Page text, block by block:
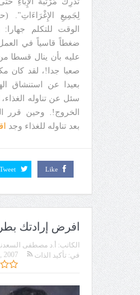
لِجَمِيعِ الإِغْرَاءَاتِ".
الوقت للتكلم
ضغطاً قاسياً في
عليه بأن ينال قسطا
صعبا جدا!، لقد كان
بعيدا عن استنشاق
سئل عن تناوله
الخروج!. وحين قرر
بعد تناوله للغذاء وجد
Like
Tweet
افرض إرادتك
الكاتب: أ.د مصطفى
2007
في: تأكيد الذات